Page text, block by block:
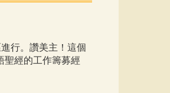
行。讚美主！這個
聖經的工作籌募經